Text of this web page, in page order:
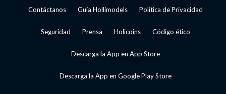
Contáctanos Guía Hollimodels Política de Privacidad
Seguridad Prensa Holicoins Código ético
Descarga la App en App Store
Descarga la App en Google Play Store